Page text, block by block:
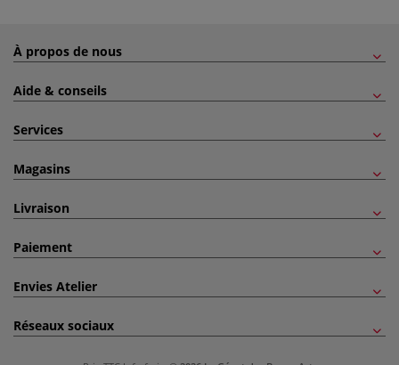
À propos de nous
Aide & conseils
Services
Magasins
Livraison
Paiement
Envies Atelier
Réseaux sociaux